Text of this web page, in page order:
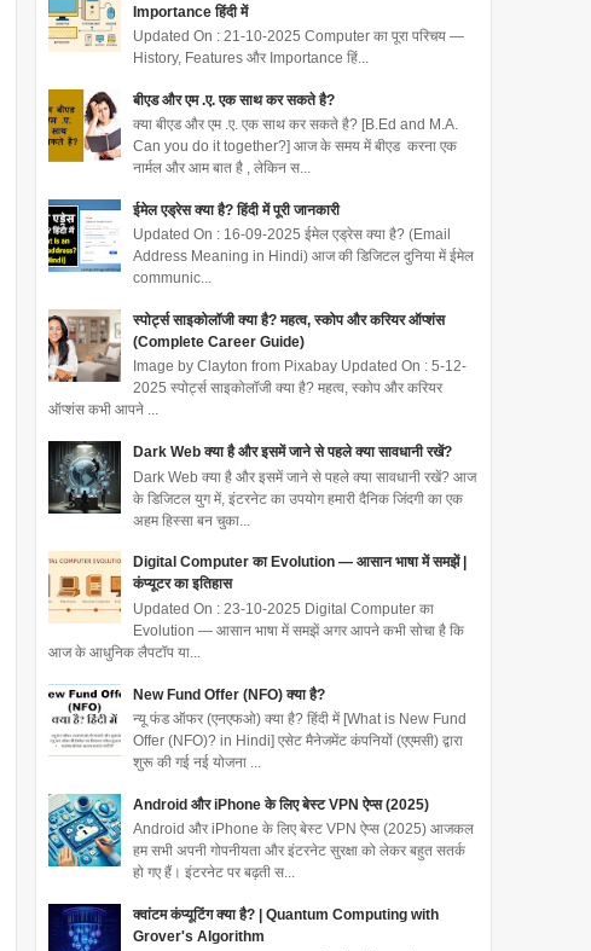
Importance हिंदी में
Updated On : 21-10-2025 Computer का पूरा परिचय —
History, Features और Importance हिं...
बीएड और एम .ए. एक साथ कर सकते है?
क्या बीएड और एम .ए. एक साथ कर सकते है? [B.Ed and M.A.
Can you do it together?] आज के समय में बीएड करना एक
नार्मल और आम बात है , लेकिन स...
ईमेल एड्रेस क्या है? हिंदी में पूरी जानकारी
Updated On : 16-09-2025 ईमेल एड्रेस क्या है? (Email
Address Meaning in Hindi) आज की डिजिटल दुनिया में ईमेल
communic...
स्पोर्ट्स साइकोलॉजी क्या है? महत्व, स्कोप और करियर ऑप्शंस
(Complete Career Guide)
Image by Clayton from Pixabay Updated On : 5-12-
2025 स्पोर्ट्स साइकोलॉजी क्या है? महत्व, स्कोप और करियर
ऑप्शंस कभी आपने ...
Dark Web क्या है और इसमें जाने से पहले क्या सावधानी रखें?
Dark Web क्या है और इसमें जाने से पहले क्या सावधानी रखें? आज
के डिजिटल युग में, इंटरनेट का उपयोग हमारी दैनिक जिंदगी का एक
अहम हिस्सा बन चुका...
Digital Computer का Evolution — आसान भाषा में समझें |
कंप्यूटर का इतिहास
Updated On : 23-10-2025 Digital Computer का
Evolution — आसान भाषा में समझें अगर आपने कभी सोचा है कि
आज के आधुनिक लैपटॉप या...
New Fund Offer (NFO) क्या है?
न्यू फंड ऑफर (एनएफओ) क्या है? हिंदी में [What is New Fund
Offer (NFO)? in Hindi] एसेट मैनेजमेंट कंपनियों (एएमसी) द्वारा
शुरू की गई नई योजना ...
Android और iPhone के लिए बेस्ट VPN ऐप्स (2025)
Android और iPhone के लिए बेस्ट VPN ऐप्स (2025) आजकल
हम सभी अपनी गोपनीयता और इंटरनेट सुरक्षा को लेकर बहुत सतर्क
हो गए हैं। इंटरनेट पर बढ़ती स...
क्वांटम कंप्यूटिंग क्या है? | Quantum Computing with
Grover's Algorithm